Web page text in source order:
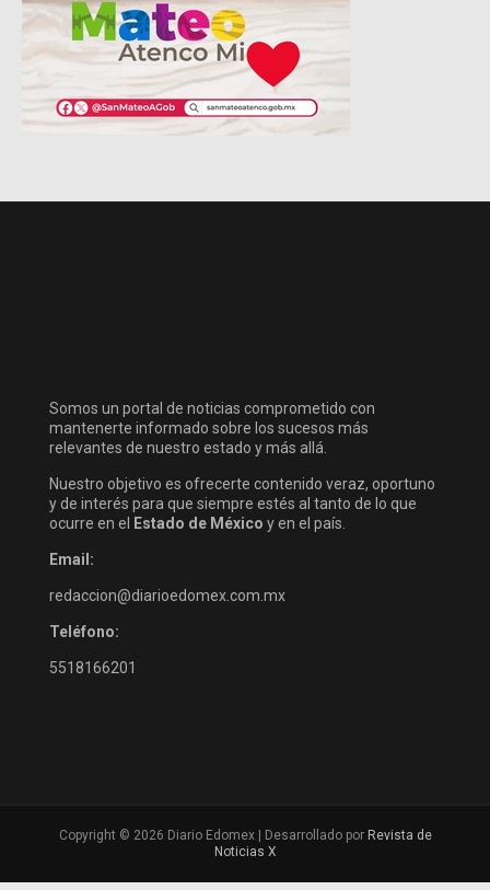
Somos un portal de noticias comprometido con
mantenerte informado sobre los sucesos más
relevantes de nuestro estado y más allá.
Nuestro objetivo es ofrecerte contenido veraz, oportuno
y de interés para que siempre estés al tanto de lo que
ocurre en el
Estado de México y en el país.
Email:
redaccion@diarioedomex.com.mx
Teléfono:
5518166201
Copyright © 2026 Diario Edomex | Desarrollado por Revista de
Noticias X